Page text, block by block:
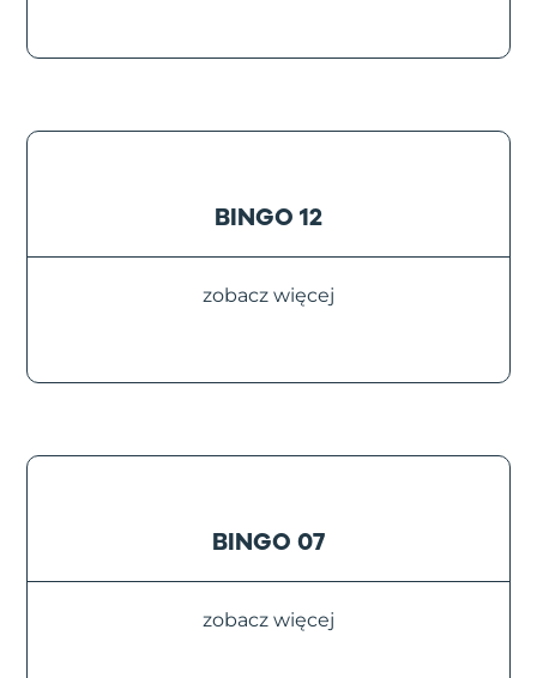
BINGO 12
zobacz więcej
BINGO 07
zobacz więcej